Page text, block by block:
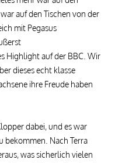
auf den Tischen von der
mit Pegasus
Highlight auf der BBC. Wir
dieses echt klasse
ihre Freude haben
dabei, und es war
bekommen. Nach Terra
was sicherlich vielen